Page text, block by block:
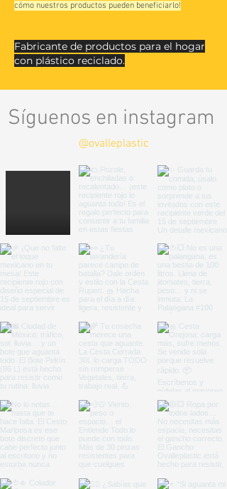
cómo nuestros productos pueden beneficiarlo!
Fabricante de productos para el hogar
con plástico reciclado.
Síguenos en instagram
@ovalleplastic